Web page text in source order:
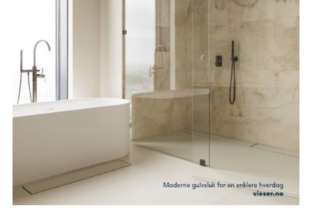
vedlikeholdskostnader, samtidig som uttrykket
skulle være innbydende, lunt og raffinert. Siden
leilighetene er for utleie, ble korridorene derfor
utformet med tanke på hyppig ut- og innflytting.
Det ble valgt å benytte Bolon som brystning for å
redusere risikoen for hakk og sår ved
flytteaktivitet. Materialets vevde overflate bidrar
dessuten til en lun og behagelig atmosfære i
fellesarealene. Bolon ble også benyttet på gulvet
for å skape inntrykk av bredere korridorer.
Kombinert med eik og mørk himling gir dette